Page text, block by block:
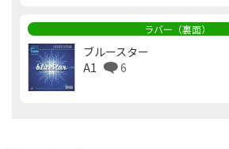
ラバー（裏面）
ブルースター
A1
6